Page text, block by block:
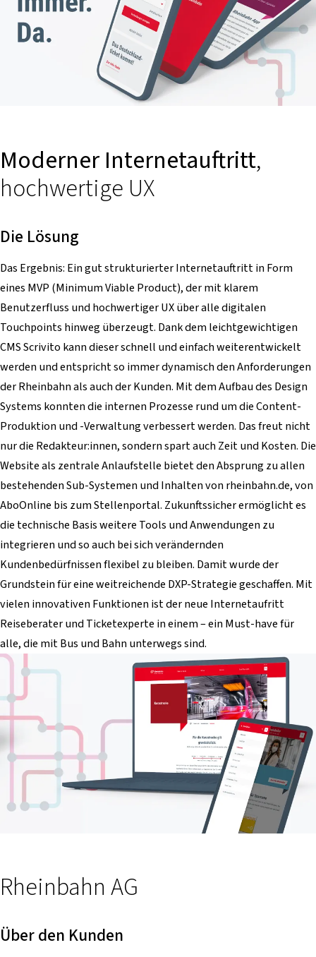
Moderner Internetauftritt,
hochwertige UX
Die Lösung
Das Ergebnis: Ein gut strukturierter Internetauftritt in Form
eines MVP (Minimum Viable Product), der mit klarem
Benutzerfluss und hochwertiger UX über alle digitalen
Touchpoints hinweg überzeugt. Dank dem leichtgewichtigen
CMS Scrivito kann dieser schnell und einfach weiterentwickelt
werden und entspricht so immer dynamisch den Anforderungen
der Rheinbahn als auch der Kunden. Mit dem Aufbau des Design
Systems konnten die internen Prozesse rund um die Content-
Produktion und -Verwaltung verbessert werden. Das freut nicht
nur die Redakteur:innen, sondern spart auch Zeit und Kosten. Die
Website als zentrale Anlaufstelle bietet den Absprung zu allen
bestehenden Sub-Systemen und Inhalten von rheinbahn.de, von
AboOnline bis zum Stellenportal. Zukunftssicher ermöglicht es
die technische Basis weitere Tools und Anwendungen zu
integrieren und so auch bei sich verändernden
Kundenbedürfnissen flexibel zu bleiben. Damit wurde der
Grundstein für eine weitreichende DXP-Strategie geschaffen. Mit
vielen innovativen Funktionen ist der neue Internetaufritt
Reiseberater und Ticketexperte in einem – ein Must-have für
alle, die mit Bus und Bahn unterwegs sind.
Rheinbahn AG
Über den Kunden